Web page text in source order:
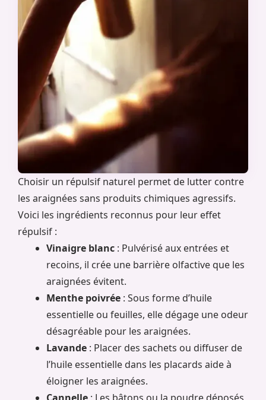
Choisir un répulsif naturel permet de lutter contre
les araignées sans produits chimiques agressifs.
Voici les ingrédients reconnus pour leur effet
répulsif :
Vinaigre blanc : Pulvérisé aux entrées et
recoins, il crée une barrière olfactive que les
araignées évitent.
Menthe poivrée : Sous forme d’huile
essentielle ou feuilles, elle dégage une odeur
désagréable pour les araignées.
Lavande : Placer des sachets ou diffuser de
l’huile essentielle dans les placards aide à
éloigner les araignées.